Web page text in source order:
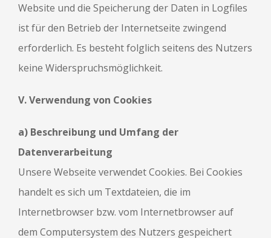
Website und die Speicherung der Daten in Logfiles
ist für den Betrieb der Internetseite zwingend
erforderlich. Es besteht folglich seitens des Nutzers
keine Widerspruchsmöglichkeit.
V. Verwendung von Cookies
a) Beschreibung und Umfang der
Datenverarbeitung
Unsere Webseite verwendet Cookies. Bei Cookies
handelt es sich um Textdateien, die im
Internetbrowser bzw. vom Internetbrowser auf
dem Computersystem des Nutzers gespeichert